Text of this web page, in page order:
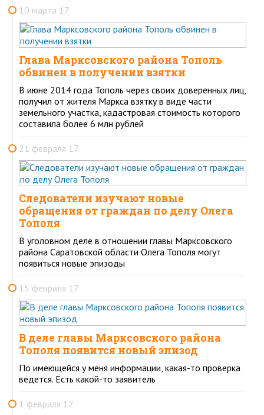
10 марта 17
Глава Марксовского района Тополь
обвинен в получении взятки
В июне 2014 года Тополь через своих доверенных лиц,
получил от жителя Маркса взятку в виде части
земельного участка, кадастровая стоимость которого
составила более 6 млн рублей
21 февраля 17
Следователи изучают новые
обращения от граждан по делу Олега
Тополя
В уголовном деле в отношении главы Марксовского
района Саратовской области Олега Тополя могут
появиться новые эпизоды
15 февраля 17
В деле главы Марксовского района
Тополя появится новый эпизод
По имеющейся у меня информации, какая-то проверка
ведется. Есть какой-то заявитель
1 февраля 17